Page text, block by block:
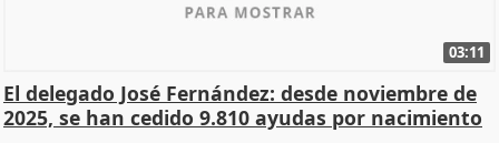
03:11
El delegado José Fernández: desde noviembre de
2025, se han cedido 9.810 ayudas por nacimiento